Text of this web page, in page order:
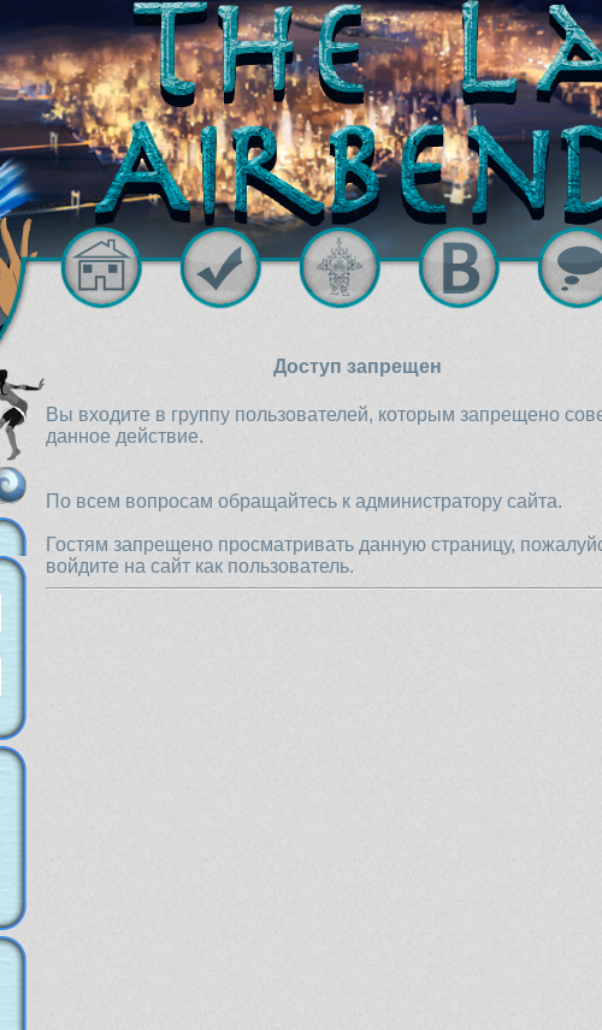
Доступ запрещен
Вы входите в группу пользователей, которым запрещено
данное действие.
По всем вопросам обращайтесь к администратору сайта.
Гостям запрещено просматривать данную страницу,
войдите на сайт как пользователь.